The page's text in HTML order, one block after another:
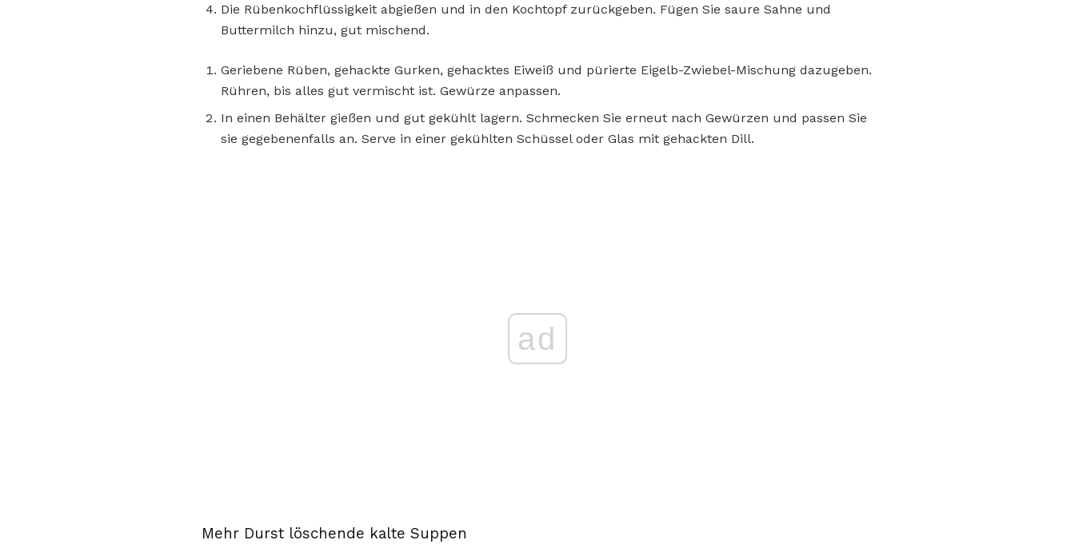
Die Rübenkochflüssigkeit abgießen und in den Kochtopf zurückgeben. Fügen Sie saure Sahne und
Buttermilch hinzu, gut mischend.
Geriebene Rüben, gehackte Gurken, gehacktes Eiweiß und pürierte Eigelb-Zwiebel-Mischung dazugeben.
Rühren, bis alles gut vermischt ist. Gewürze anpassen.
In einen Behälter gießen und gut gekühlt lagern. Schmecken Sie erneut nach Gewürzen und passen Sie
sie gegebenenfalls an. Serve in einer gekühlten Schüssel oder Glas mit gehackten Dill.
ad
Mehr Durst löschende kalte Suppen